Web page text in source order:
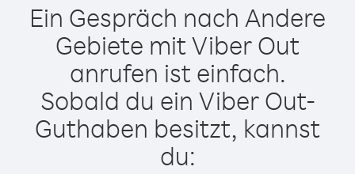
Ein Gespräch nach Andere
Gebiete mit Viber Out
anrufen ist einfach.
Sobald du ein Viber Out-
Guthaben besitzt, kannst
du: